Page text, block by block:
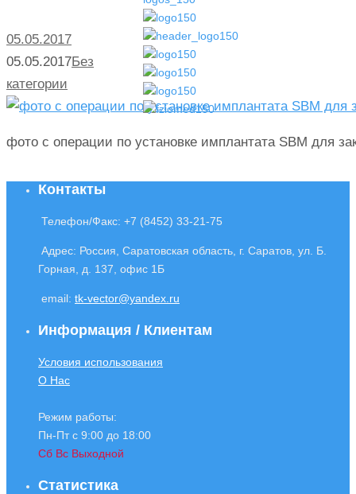
05.05.2017
05.05.2017Без
категории
фото с операции по установке имплантата SBM для
Контакты
Телефон/Факс: +7 (8452) 33-21-75
Адрес: Россия, Саратовская область, г. Саратов, ул. Б.
Горная, д. 137, офис 1Б
email: tk-vec‌tor@‍yandex.ru
Информация / Клиентам
Условия использования
О Нас
Режим работы:
Пн-Пт с 9:00 до 18:00
Сб Вс Выходной
Статистика